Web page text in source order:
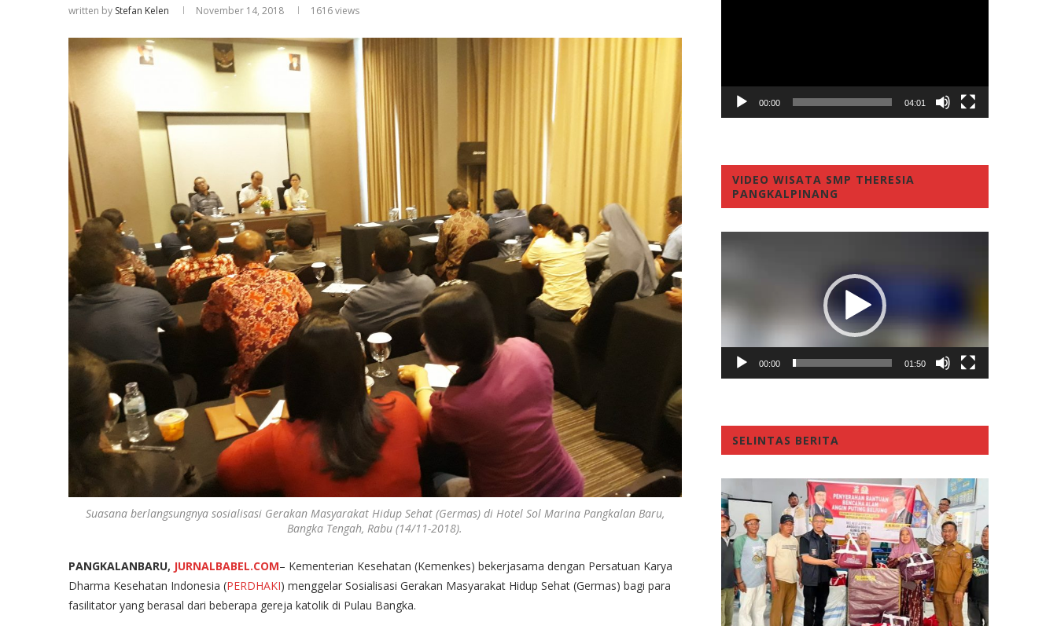
written by Stefan Kelen November 14, 2018 1616views
Suasana berlangsungnya sosialisasi Gerakan Masyarakat Hidup Sehat (Germas) di Hotel Sol Marina Pangkalan Baru,
Bangka Tengah, Rabu (14/11-2018).
PANGKALANBARU, JURNALBABEL.COM– Kementerian Kesehatan (Kemenkes) bekerjasama dengan Persatuan Karya
Dharma Kesehatan Indonesia (PERDHAKI) menggelar Sosialisasi Gerakan Masyarakat Hidup Sehat (Germas) bagi para
fasilitator yang berasal dari beberapa gereja katolik di Pulau Bangka.
00:00 04:01
VIDEO WISATA SMP THERESIA
PANGKALPINANG
00:00 01:50
SELINTAS BERITA